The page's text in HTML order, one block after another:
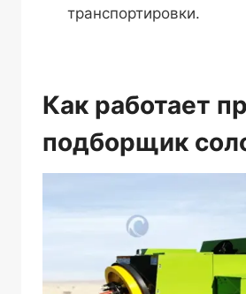
транспортировки.
Как работает
подборщик